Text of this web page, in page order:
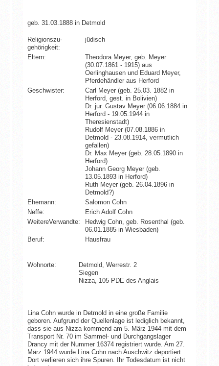
geb. 31.03.1888 in Detmold
Religionszu­
gehörigkeit:
jüdisch
Eltern:
Theodora Meyer, geb. Meyer
(30.07.1861 - 1915) aus
Oerlinghausen und Eduard Meyer,
Pferdehändler aus Herford
Geschwister:
Carl Meyer (geb. 25.03. 1882 in
Herford, gest. in Bolivien)
Dr. jur. Gustav Meyer (06.06.1884 in
Herford - 19.05.1944 in
Theresienstadt)
Rudolf Meyer (07.08.1886 in
Detmold - 23.08.1914, vermutlich
gefallen)
Dr. Max Meyer (geb. 28.05.1890 in
Herford)
Johann Georg Meyer (geb.
13.05.1893 in Herford)
Ruth Meyer (geb. 26.04.1896 in
Detmold?)
Ehemann:
Salomon Cohn
Neffe:
Erich Adolf Cohn
WeitereVerwandte:
Hedwig Cohn, geb. Rosenthal (geb.
06.01.1885 in Wiesbaden)
Beruf:
Hausfrau
Wohnorte:
Detmold, Werrestr. 2
Siegen
Nizza, 105 PDE des Anglais
Lina Cohn wurde in Detmold in eine große Familie
geboren. Aufgrund der Quellenlage ist lediglich bekannt,
dass sie aus Nizza kommend am 5. März 1944 mit dem
Transport Nr. 70 im Sammel- und Durchgangslager
Drancy mit der Nummer 16374 registriert wurde. Am 27.
März 1944 wurde Lina Cohn nach Auschwitz deportiert.
Dort verlieren sich ihre Spuren. Ihr Todesdatum ist nicht